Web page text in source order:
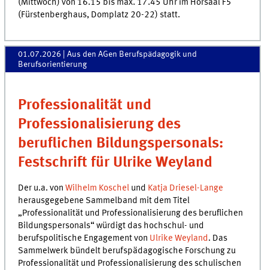
(Mittwoch) von 16.15 bis max. 17.45 Uhr im Hörsaal F5
(Fürstenberghaus, Domplatz 20-22) statt.
01.07.2026 | Aus den AGen Berufspädagogik und
Berufsorientierung
Professionalität und
Professionalisierung des
beruflichen Bildungspersonals:
Festschrift für Ulrike Weyland
Der u.a. vonWilhelm Koschel und Katja Driesel-Lange
herausgegebene Sammelband mit dem Titel
„Professionalität und Professionalisierung des beruflichen
Bildungspersonals“ würdigt das hochschul- und
berufspolitische Engagement von Ulrike Weyland. Das
Sammelwerk bündelt berufspädagogische Forschung zu
Professionalität und Professionalisierung des schulischen